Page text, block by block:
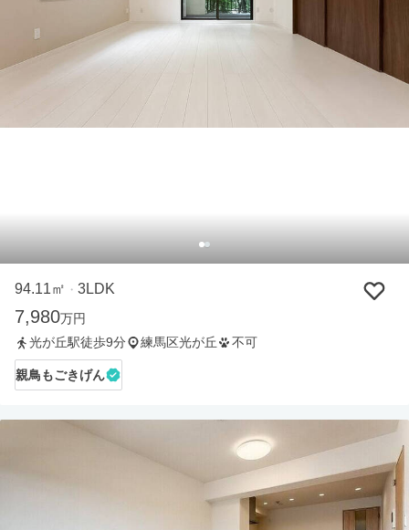
94.11㎡ ・ 3LDK
7,980万円
光が丘駅徒歩9分
練馬区光が丘 不可
親鳥もごきげん